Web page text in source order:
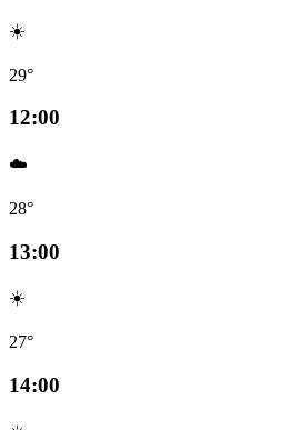
☀️
29°
12:00
☁️
28°
13:00
☀️
27°
14:00